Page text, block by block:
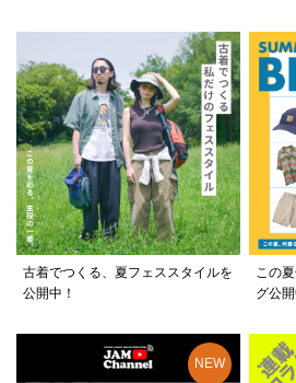
古着でつくる、夏フェススタイルを
公開中！
この
グ公開